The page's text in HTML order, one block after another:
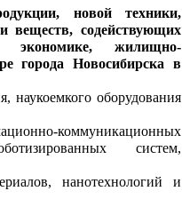
новой техники,
веществ, содействующих
экономике, жилищно-
города Новосибирска в
наукоемкого оборудования
коммуникационных
систем,
нанотехнологий и